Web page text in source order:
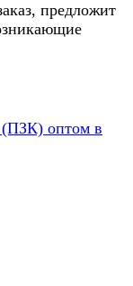
предложит
(ПЗК) оптом в